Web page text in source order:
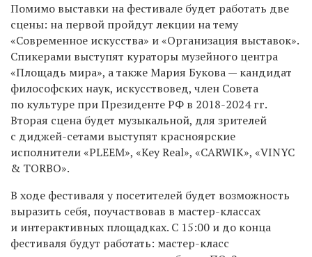
Помимо выставки на фестивале будет работать две
сцены: на первой пройдут лекции на тему
«Современное искусства» и «Организация выставок».
Спикерами выступят кураторы музейного центра
«Площадь мира», а также Мария Букова — кандидат
философских наук, искусствовед, член Совета
по культуре при Президенте РФ в 2018-2024 гг.
Вторая сцена будет музыкальной, для зрителей
с диджей-сетами выступят красноярские
исполнители «PLEEM», «Key Real», «CARWIK», «VINYC
& TORBO».
В ходе фестиваля у посетителей будет возможность
выразить себя, поучаствовав в мастер-классах
и интерактивных площадках. С 15:00 и до конца
фестиваля будут работать: мастер-класс